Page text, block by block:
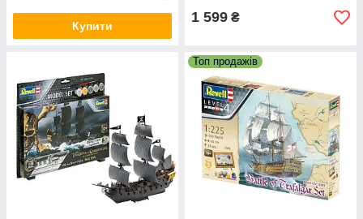
Купити
1 599 ₴
Топ продажів